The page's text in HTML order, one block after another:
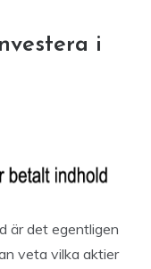
i
är det egentligen
veta vilka aktier